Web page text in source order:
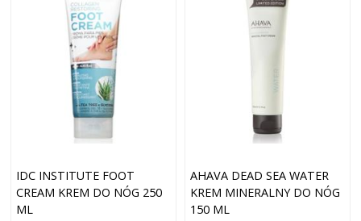
IDC INSTITUTE FOOT
CREAM KREM DO NÓG 250
ML
AHAVA DEAD SEA WATER
KREM MINERALNY DO NÓG
150 ML